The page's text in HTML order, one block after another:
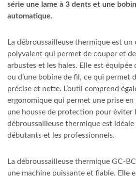
série une lame à 3 dents et une
automatique.
La débroussailleuse thermique est
polyvalent qui permet de couper et
arbustes et les haies. Elle est équipée
ou d’une bobine de fil, ce qui permet
précise et nette. L’outil comprend
ergonomique qui permet une prise
une housse de protection pour éviter
débroussailleuse thermique est
débutants et les professionnels.
La débroussailleuse thermique GC-
une machine puissante et fiable. Elle